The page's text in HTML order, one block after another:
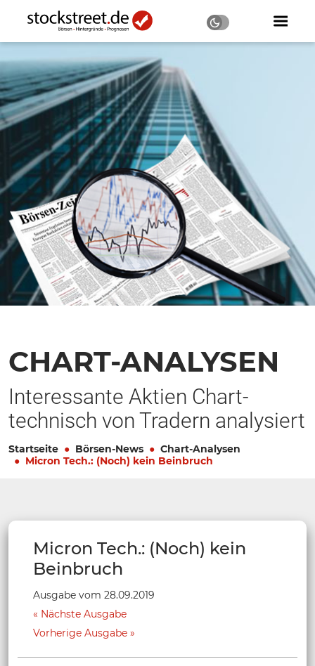
CHART-ANALYSEN
Interessante Aktien Chart-
technisch von Tradern analysiert
Startseite Börsen-News
Chart-Analysen
Micron Tech.: (Noch) kein Beinbruch
Micron Tech.: (Noch) kein
Beinbruch
Ausgabe vom 28.09.2019
Nächste Ausgabe
Vorherige Ausgabe